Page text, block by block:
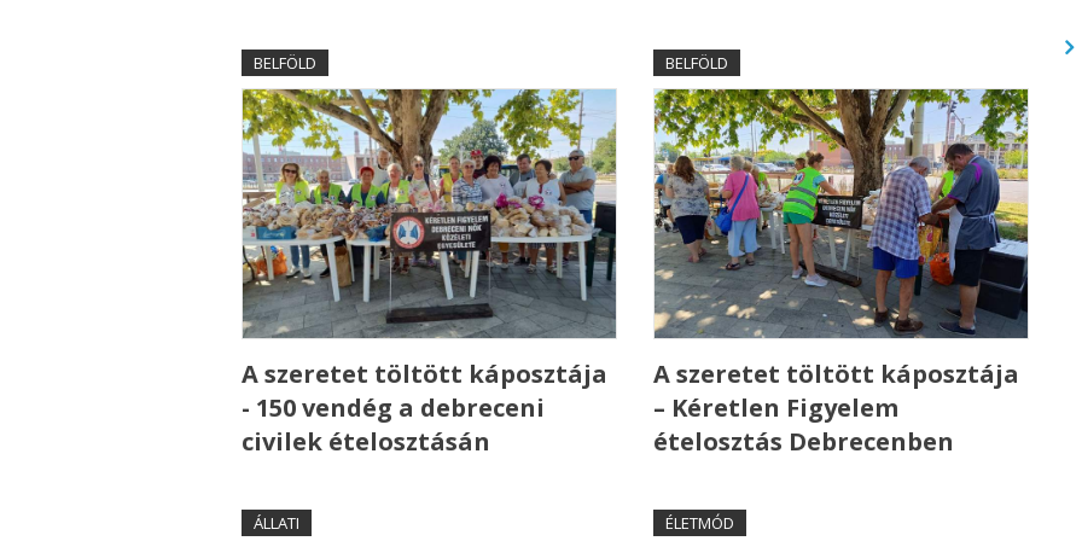
BELFÖLD
A szeretet töltött káposztája
- 150 vendég a debreceni
civilek ételosztásán
BELFÖLD
A szeretet töltött káposztája
– Kéretlen Figyelem
ételosztás Debrecenben
ÁLLATI ÉLETMÓD